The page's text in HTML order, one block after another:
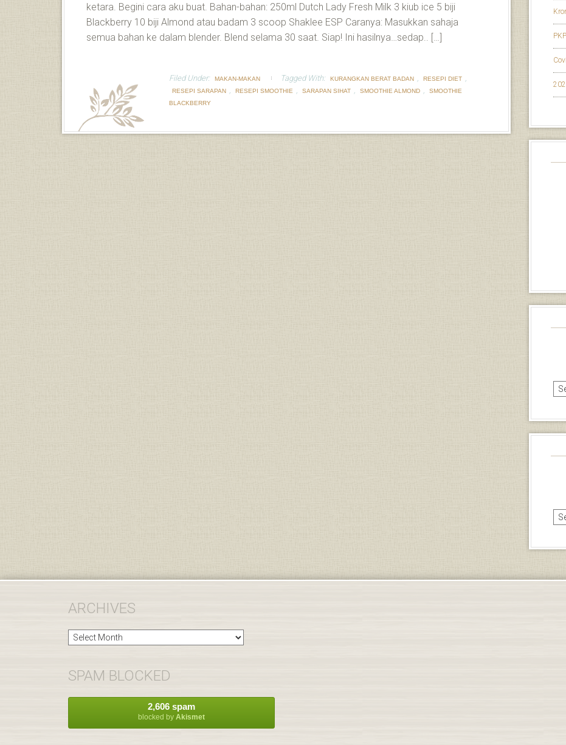
ketara. Begini cara aku buat. Bahan-bahan: 250ml Dutch Lady Fresh Milk 3 kiub ice 5 biji
Blackberry 10 biji Almond atau badam 3 scoop Shaklee ESP Caranya: Masukkan sahaja
semua bahan ke dalam blender. Blend selama 30 saat. Siap! Ini hasilnya…sedap.. […]
Filed Under: MAKAN-MAKAN Tagged With: KURANGKAN BERAT BADAN RESEPI DIET
RESEPI SARAPAN RESEPI SMOOTHIE SARAPAN SIHAT SMOOTHIE ALMOND
SMOOTHIE
BLACKBERRY
Arc
ARCHIVES
Archives
SPAM BLOCKED
2,606 spam
blocked by Akismet